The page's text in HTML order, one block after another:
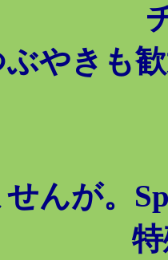
やきも
んが。
な投